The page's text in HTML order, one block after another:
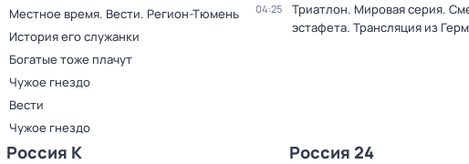
Местное время. Вести. Регион-Тюмень
История его служанки
Богатые тоже плачут
Чужое гнездо
Вести
Чужое гнездо
04:25
Триатлон. Мировая серия.
эстафета. Трансляция из
Россия К Россия 24